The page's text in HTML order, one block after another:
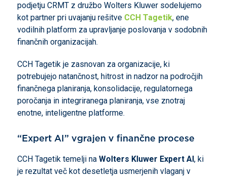
podjetju CRMT z družbo Wolters Kluwer sodelujemo
kot partner pri uvajanju rešitve CCH Tagetik, ene
vodilnih platform za upravljanje poslovanja v sodobnih
finančnih organizacijah.
CCH Tagetik je zasnovan za organizacije, ki
potrebujejo natančnost, hitrost in nadzor na področjih
finančnega planiranja, konsolidacije, regulatornega
poročanja in integriranega planiranja, vse znotraj
enotne, inteligentne platforme.
“Expert AI” vgrajen v finančne procese
CCH Tagetik temelji na Wolters Kluwer Expert AI, ki
je rezultat več kot desetletja usmerjenih vlaganj v